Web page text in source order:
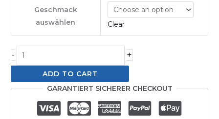
Geschmack
auswählen
Clear
- +
ADD TO CART
GARANTIERT SICHERER CHECKOUT